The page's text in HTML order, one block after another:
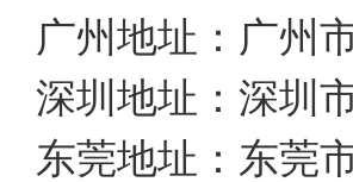
广州地址：广州
深圳地址：深圳
东莞地址：东莞